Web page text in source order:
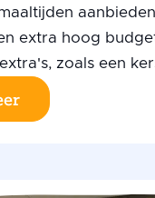
extra hoog
zoals een
Bij VSO de
men voor het